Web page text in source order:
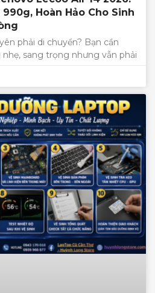
Hoàn Hảo Cho Sinh
phải di chuyển? Bạn cần
sang trọng nhưng vẫn phải